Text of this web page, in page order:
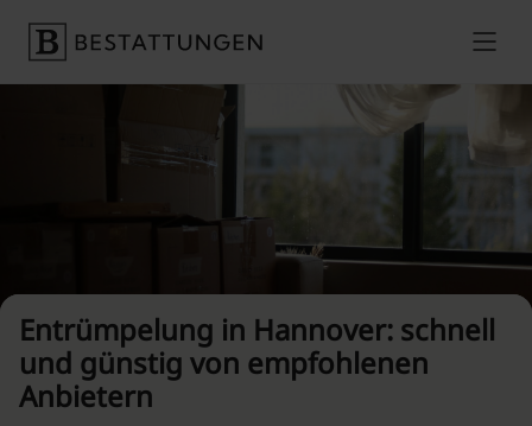
Preise vergleichen
Entrümpelung in Hannover: schnell
und günstig von empfohlenen
Anbietern